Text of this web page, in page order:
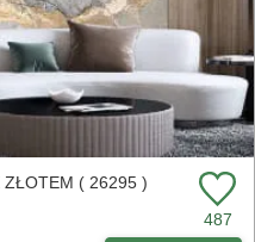
ZŁOTEM ( 26295 )
487